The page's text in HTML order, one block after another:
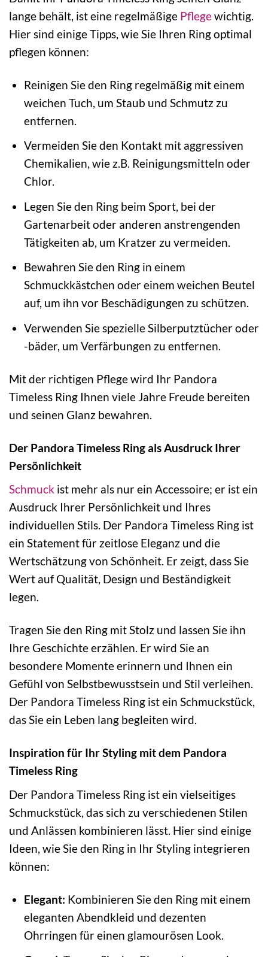
lange behält, ist eine regelmäßige Pflegewichtig.
Hier sind einige Tipps, wie Sie Ihren Ring optimal
pflegen können:
Reinigen Sie den Ring regelmäßig mit einem
weichen Tuch, um Staub und Schmutz zu
entfernen.
Vermeiden Sie den Kontakt mit aggressiven
Chemikalien, wie z.B. Reinigungsmitteln oder
Chlor.
Legen Sie den Ring beim Sport, bei der
Gartenarbeit oder anderen anstrengenden
Tätigkeiten ab, um Kratzer zu vermeiden.
Bewahren Sie den Ring in einem
Schmuckkästchen oder einem weichen Beutel
auf, um ihn vor Beschädigungen zu schützen.
Verwenden Sie spezielle Silberputztücher oder
-bäder, um Verfärbungen zu entfernen.
Mit der richtigen Pflege wird Ihr Pandora
Timeless Ring Ihnen viele Jahre Freude bereiten
und seinen Glanz bewahren.
Der Pandora Timeless Ring als Ausdruck Ihrer
Persönlichkeit
Schmuck ist mehr als nur ein Accessoire; er ist ein
Ausdruck Ihrer Persönlichkeit und Ihres
individuellen Stils. Der Pandora Timeless Ring ist
ein Statement für zeitlose Eleganz und die
Wertschätzung von Schönheit. Er zeigt, dass Sie
Wert auf Qualität, Design und Beständigkeit
legen.
Tragen Sie den Ring mit Stolz und lassen Sie ihn
Ihre Geschichte erzählen. Er wird Sie an
besondere Momente erinnern und Ihnen ein
Gefühl von Selbstbewusstsein und Stil verleihen.
Der Pandora Timeless Ring ist ein Schmuckstück,
das Sie ein Leben lang begleiten wird.
Inspiration für Ihr Styling mit dem Pandora
Timeless Ring
Der Pandora Timeless Ring ist ein vielseitiges
Schmuckstück, das sich zu verschiedenen Stilen
und Anlässen kombinieren lässt. Hier sind einige
Ideen, wie Sie den Ring in Ihr Styling integrieren
können:
Elegant: Kombinieren Sie den Ring mit einem
eleganten Abendkleid und dezenten
Ohrringen für einen glamourösen Look.